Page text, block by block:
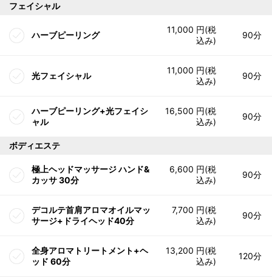
フェイシャル
ハーブピーリング
11,000 円(税
込み)
90分
光フェイシャル
11,000 円(税
込み)
90分
ハーブピーリング+光フェイシ
ャル
16,500 円(税
込み)
90分
ボディエステ
極上ヘッドマッサージ ハンド&
カッサ 30分
6,600 円(税
込み)
90分
デコルテ首肩アロマオイルマッ
サージ+ドライヘッド40分
7,700 円(税
込み)
90分
全身アロマトリートメント+ヘ
ッド 60分
13,200 円(税
込み)
120分